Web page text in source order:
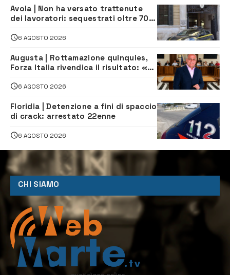
Avola | Non ha versato trattenute
dei lavoratori: sequestrati oltre 700
climatizzazione
6 AGOSTO 2026
Augusta | Rottamazione quinquies,
Forza Italia rivendica il risultato: «La
6 AGOSTO 2026
Floridia | Detenzione a fini di spaccio
di crack: arrestato 22enne
6 AGOSTO 2026
CHI SIAMO